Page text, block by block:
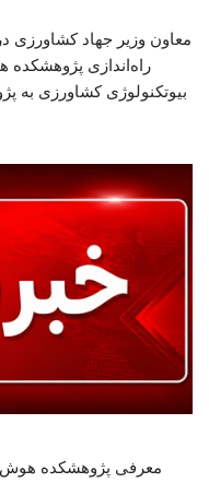
معاون وزیر جهاد کشاورزی
راه‌اندازی
بیوتکنولوژی کشاورزی به
معرفی پژوهشکده